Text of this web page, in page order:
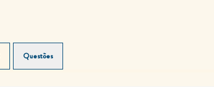
Questões (0)